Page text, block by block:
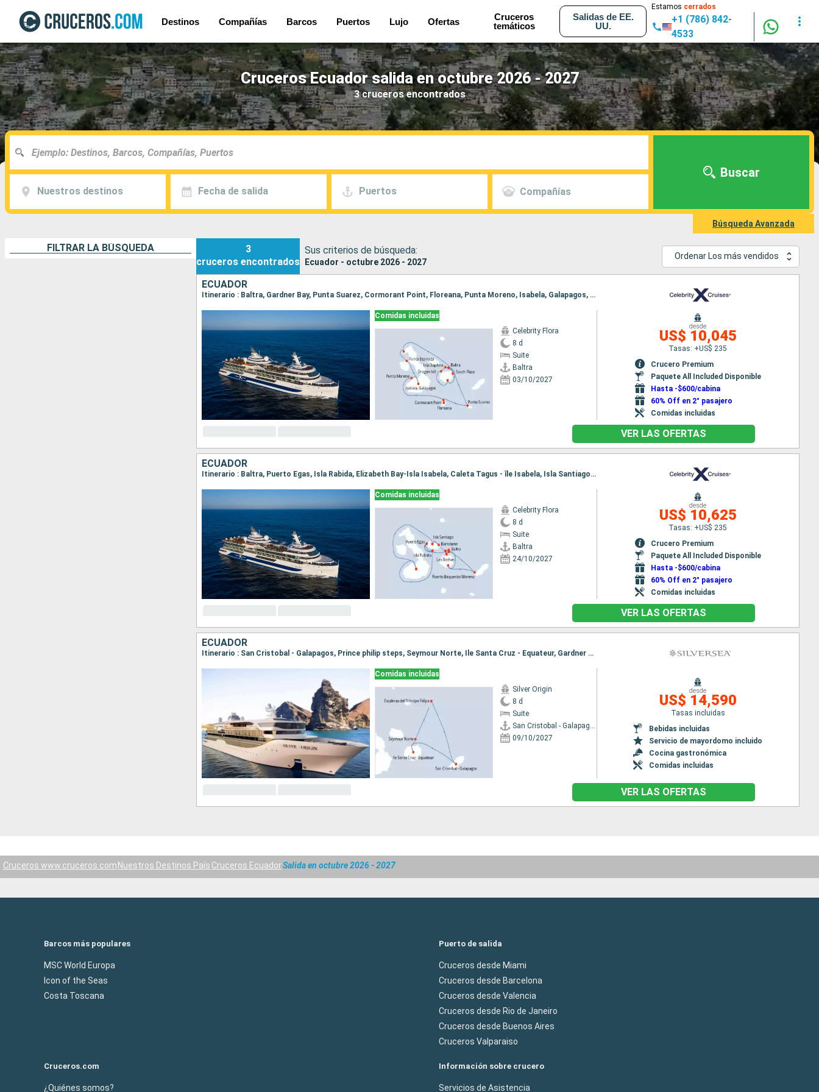
Destinos Compañías Barcos Puertos Lujo Ofertas
Cruceros
temáticos
Salidas de EE.
UU.
Estamos cerrados
+1 (786) 842-
4533
Cruceros Ecuador salida en octubre 2026 - 2027
3 cruceros encontrados
Nuestros destinos Fecha de salida Puertos Compañías
Buscar
Búsqueda Avanzada
FILTRAR LA BÚSQUEDA
3
cruceros encontrados
Sus criterios de búsqueda:
Ecuador - octubre 2026 - 2027
Ordenar Los más vendidos
ECUADOR
Itinerario : Baltra, Gardner Bay, Punta Suarez, Cormorant Point, Floreana, Punta Moreno, Isabela, Galapagos, Punta Espinoza, Punta Vicente Roca, South Plaza, Isla Daphne, Dragon hill, Puerto Isidro Ayora, Baltra
Comidas incluidas
Celebrity Flora
8 d
Suite
Baltra
03/10/2027
desde
US$ 10,045
Tasas: +US$ 235
Crucero Premium
Paquete All Included Disponible
Hasta -$600/cabina
60% Off en 2° pasajero
Comidas incluidas
VER LAS OFERTAS
ECUADOR
Itinerario : Baltra, Puerto Egas, Isla Rabida, Elizabeth Bay-Isla Isabela, Caleta Tagus - île Isabela, Isla Santiago, Bartolome, Las Bachas, Isla Daphne, Seymour Norte, Puerto Baquerizo Moreno, Punta Pitt, Puerto Isidro Ayora, Baltra
Comidas incluidas
Celebrity Flora
8 d
Suite
Baltra
24/10/2027
desde
US$ 10,625
Tasas: +US$ 235
Crucero Premium
Paquete All Included Disponible
Hasta -$600/cabina
60% Off en 2° pasajero
Comidas incluidas
VER LAS OFERTAS
ECUADOR
Itinerario : San Cristobal - Galapagos, Prince philip steps, Seymour Norte, Ile Santa Cruz - Equateur, Gardner Bay, San Cristobal - Galapagos, Prince philip steps, Seymour Norte, Ile Santa Cruz - Equateur, Gardner Bay, San Cristobal - Galapagos
Comidas incluidas
Silver Origin
8 d
Suite
San Cristobal - Galapagos
09/10/2027
desde
US$ 14,590
Tasas incluidas
Bebidas incluidas
Servicio de mayordomo incluido
Cocina gastronómica
Comidas incluidas
VER LAS OFERTAS
Cruceros www.cruceros.com Nuestros Destinos País Cruceros EcuadorSalida en octubre 2026 - 2027
Barcos más populares
MSC World Europa
Icon of the Seas
Costa Toscana
Puerto de salida
Cruceros desde Miami
Cruceros desde Barcelona
Cruceros desde Valencia
Cruceros desde Rio de Janeiro
Cruceros desde Buenos Aires
Cruceros Valparaiso
Cruceros.com
¿Quiénes somos?
Información sobre crucero
Servicios de Asistencia